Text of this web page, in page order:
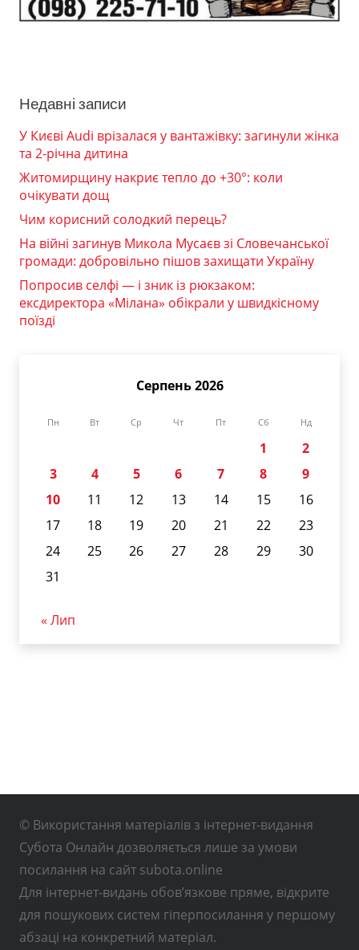
Недавні записи
У Києві Audi врізалася у вантажівку: загинули жінка
та 2-річна дитина
Житомирщину накриє тепло до +30°: коли
очікувати дощ
Чим корисний солодкий перець?
На війні загинув Микола Мусаєв зі Словечанської
громади: добровільно пішов захищати Україну
Попросив селфі — і зник із рюкзаком:
ексдиректора «Мілана» обікрали у швидкісному
поїзді
Серпень 2026
Пн Вт Ср Чт Пт Сб Нд
1
2
3
4 5 6 7 8
9
10
11 12 13 14 15
16
17
18 19 20 21 22
23
24
25 26 27 28 29
30
31
« Лип
© Використання матеріалів з інтернет-видання
Субота Онлайн дозволяється лише за умови
посилання на сайт subota.online
Для інтернет-видань обов’язкове пряме, відкрите
для пошукових систем гіперпосилання у першому
абзаці на конкретний матеріал.